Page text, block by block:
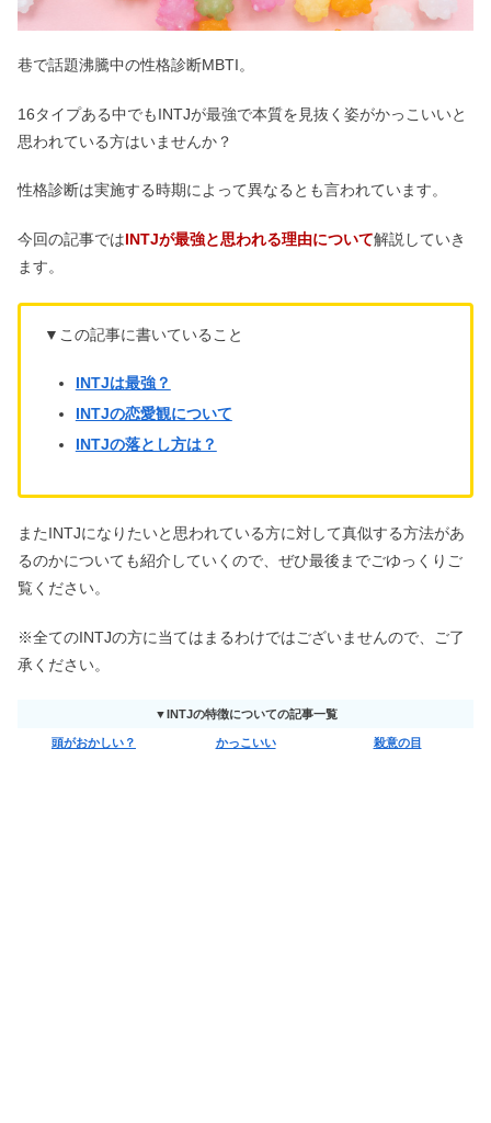
巷で話題沸騰中の性格診断MBTI。
16タイプある中でもINTJが最強で本質を見抜く姿がかっこいいと
思われている方はいませんか？
性格診断は実施する時期によって異なるとも言われています。
今回の記事ではINTJが最強と思われる理由について解説していき
ます。
▼この記事に書いていること
INTJは最強？
INTJの恋愛観について
INTJの落とし方は？
またINTJになりたいと思われている方に対して真似する方法があ
るのかについても紹介していくので、ぜひ最後までごゆっくりご
覧ください。
※全てのINTJの方に当てはまるわけではございませんので、ご了
承ください。
▼INTJの特徴についての記事一覧
頭がおかしい？ かっこいい 殺意の目